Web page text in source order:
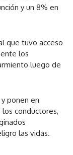
y un 8% en
que tuvo acceso
los
luego de
ponen en
conductores,
las vidas.